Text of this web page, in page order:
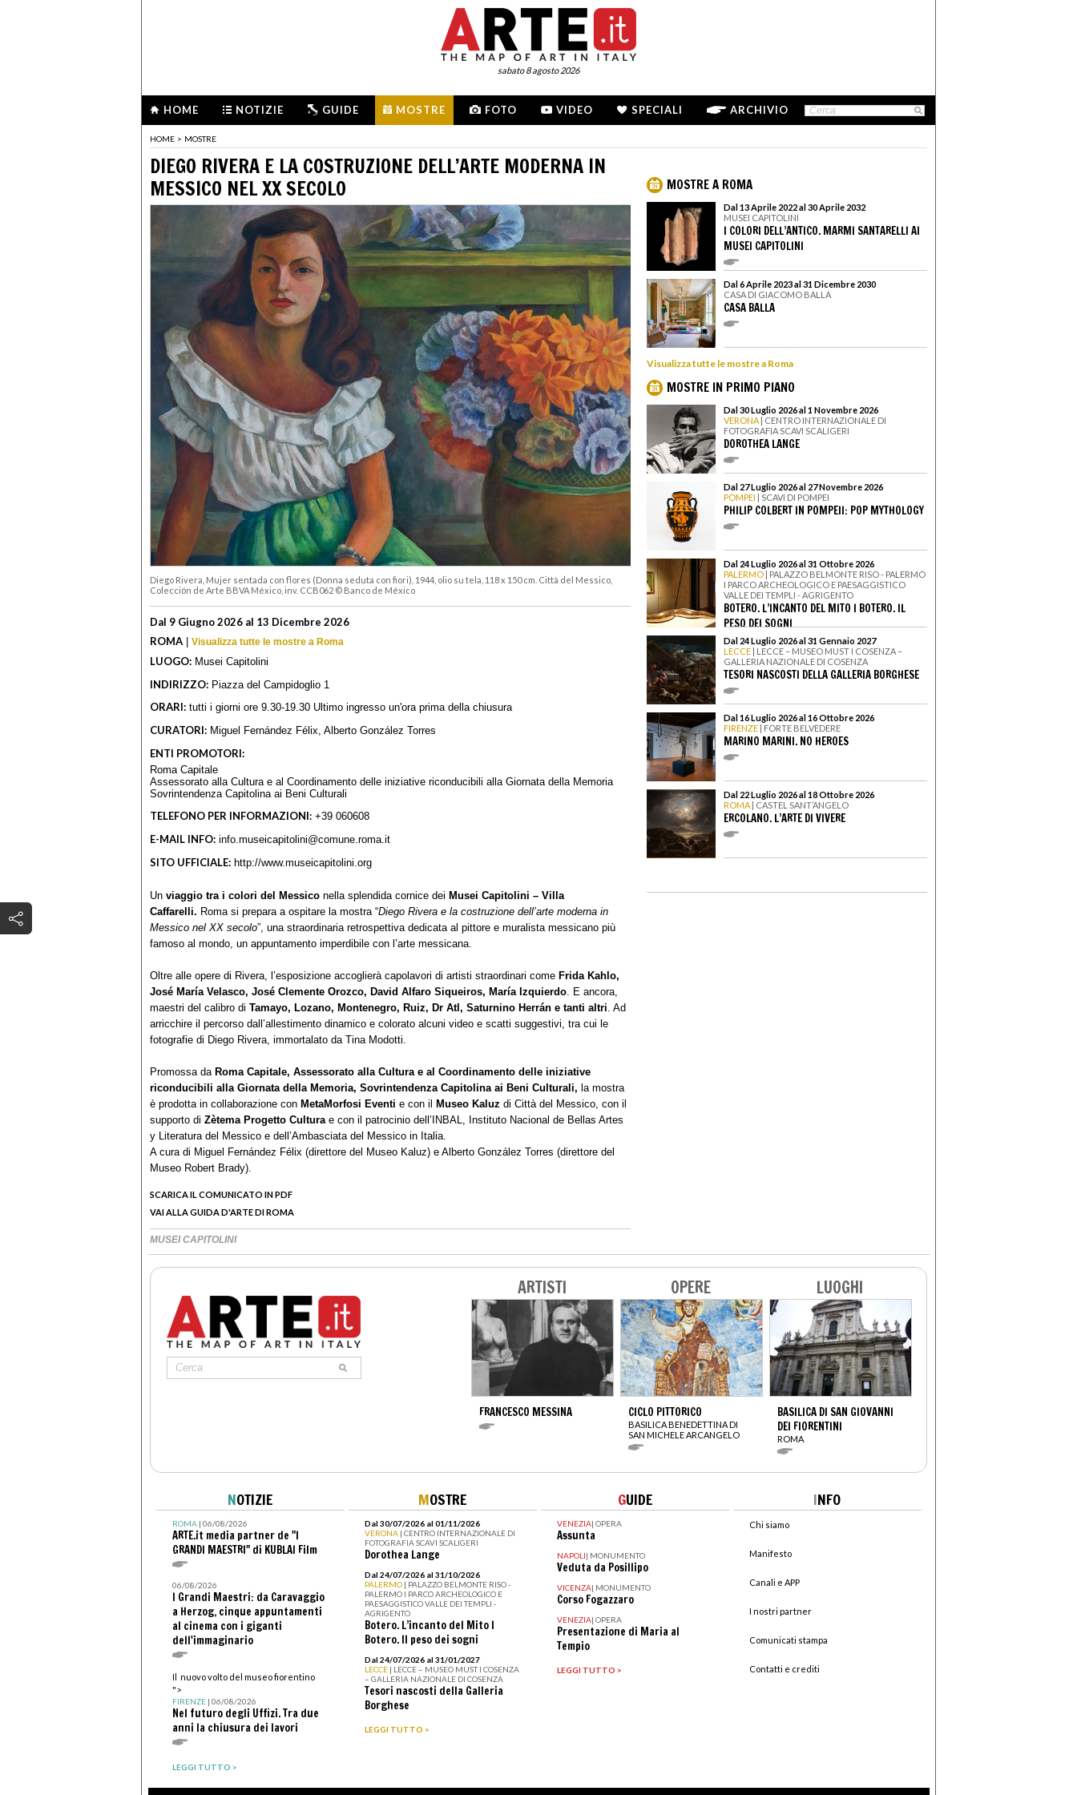
sabato 8 agosto 2026
HOME NOTIZIE GUIDE MOSTRE FOTO VIDEO SPECIALI ARCHIVIO
HOME > MOSTRE
DIEGO RIVERA E LA COSTRUZIONE DELL’ARTE MODERNA IN
MESSICO NEL XX SECOLO
Diego Rivera, Mujer sentada con flores (Donna seduta con fiori), 1944, olio su tela, 118 x 150 cm. Città del Messico,
Colección de Arte BBVA México, inv. CCB062 © Banco de México
Dal 9 Giugno 2026 al 13 Dicembre 2026
ROMA | Visualizza tutte le mostre a Roma
LUOGO: Musei Capitolini
INDIRIZZO: Piazza del Campidoglio 1
ORARI: tutti i giorni ore 9.30-19.30 Ultimo ingresso un'ora prima della chiusura
CURATORI: Miguel Fernández Félix, Alberto González Torres
ENTI PROMOTORI:
Roma Capitale
Assessorato alla Cultura e al Coordinamento delle iniziative riconducibili alla Giornata della Memoria
Sovrintendenza Capitolina ai Beni Culturali
TELEFONO PER INFORMAZIONI: +39 060608
E-MAIL INFO: info.museicapitolini@comune.roma.it
SITO UFFICIALE: http://www.museicapitolini.org
Un viaggio tra i colori del Messico nella splendida cornice dei Musei Capitolini – Villa
Caffarelli. Roma si prepara a ospitare la mostra “Diego Rivera e la costruzione dell’arte moderna in
Messico nel XX secolo”, una straordinaria retrospettiva dedicata al pittore e muralista messicano più
famoso al mondo, un appuntamento imperdibile con l’arte messicana.
Oltre alle opere di Rivera, l’esposizione accoglierà capolavori di artisti straordinari come Frida Kahlo,
José María Velasco, José Clemente Orozco, David Alfaro Siqueiros, María Izquierdo . E ancora,
maestri del calibro di Tamayo, Lozano, Montenegro, Ruiz, Dr Atl, Saturnino Herrán e tanti altri . Ad
arricchire il percorso dall’allestimento dinamico e colorato alcuni video e scatti suggestivi, tra cui le
fotografie di Diego Rivera, immortalato da Tina Modotti.
Promossa da Roma Capitale, Assessorato alla Cultura e al Coordinamento delle iniziative
riconducibili alla Giornata della Memoria, Sovrintendenza Capitolina ai Beni Culturali, la mostra
è prodotta in collaborazione con MetaMorfosi Eventi e con il Museo Kaluz di Città del Messico, con il
supporto di Zètema Progetto Cultura e con il patrocinio dell’INBAL, Instituto Nacional de Bellas Artes
y Literatura del Messico e dell’Ambasciata del Messico in Italia.
A cura di Miguel Fernández Félix (direttore del Museo Kaluz) e Alberto González Torres (direttore del
Museo Robert Brady).
SCARICA IL COMUNICATO IN PDF
VAI ALLA GUIDA D'ARTE DI ROMA
MUSEI CAPITOLINI
MOSTRE A ROMA
Dal 13 Aprile 2022 al 30 Aprile 2032
MUSEI CAPITOLINI
I COLORI DELL’ANTICO. MARMI SANTARELLI AI
MUSEI CAPITOLINI
Dal 6 Aprile 2023 al 31 Dicembre 2030
CASA DI GIACOMO BALLA
CASA BALLA
Visualizza tutte le mostre a Roma
MOSTRE IN PRIMO PIANO
Dal 30 Luglio 2026 al 1 Novembre 2026
VERONA | CENTRO INTERNAZIONALE DI
FOTOGRAFIA SCAVI SCALIGERI
DOROTHEA LANGE
Dal 27 Luglio 2026 al 27 Novembre 2026
POMPEI | SCAVI DI POMPEI
PHILIP COLBERT IN POMPEII: POP MYTHOLOGY
Dal 24 Luglio 2026 al 31 Ottobre 2026
PALERMO | PALAZZO BELMONTE RISO - PALERMO
I PARCO ARCHEOLOGICO E PAESAGGISTICO
VALLE DEI TEMPLI - AGRIGENTO
BOTERO. L’INCANTO DEL MITO I BOTERO. IL
PESO DEI SOGNI
Dal 24 Luglio 2026 al 31 Gennaio 2027
LECCE | LECCE – MUSEO MUST I COSENZA –
GALLERIA NAZIONALE DI COSENZA
TESORI NASCOSTI DELLA GALLERIA BORGHESE
Dal 16 Luglio 2026 al 16 Ottobre 2026
FIRENZE | FORTE BELVEDERE
MARINO MARINI. NO HEROES
Dal 22 Luglio 2026 al 18 Ottobre 2026
ROMA | CASTEL SANT’ANGELO
ERCOLANO. L’ARTE DI VIVERE
ARTISTI
FRANCESCO MESSINA
OPERE
CICLO PITTORICO
BASILICA BENEDETTINA DI
SAN MICHELE ARCANGELO
LUOGHI
BASILICA DI SAN GIOVANNI
DEI FIORENTINI
ROMA
NOTIZIE
ROMA| 06/08/2026
ARTE.it media partner de "I
GRANDI MAESTRI" di KUBLAI Film
06/08/2026
I Grandi Maestri: da Caravaggio
a Herzog, cinque appuntamenti
al cinema con i giganti
dell'immaginario
Il nuovo volto del museo fiorentino
">
FIRENZE| 06/08/2026
Nel futuro degli Uffizi. Tra due
anni la chiusura dei lavori
LEGGI TUTTO >
MOSTRE
Dal 30/07/2026 al 01/11/2026
VERONA | CENTRO INTERNAZIONALE DI
FOTOGRAFIA SCAVI SCALIGERI
Dorothea Lange
Dal 24/07/2026 al 31/10/2026
PALERMO | PALAZZO BELMONTE RISO -
PALERMO I PARCO ARCHEOLOGICO E
PAESAGGISTICO VALLE DEI TEMPLI -
AGRIGENTO
Botero. L’incanto del Mito I
Botero. Il peso dei sogni
Dal 24/07/2026 al 31/01/2027
LECCE | LECCE – MUSEO MUST I COSENZA
– GALLERIA NAZIONALE DI COSENZA
Tesori nascosti della Galleria
Borghese
LEGGI TUTTO >
GUIDE
VENEZIA| OPERA
Assunta
NAPOLI| MONUMENTO
Veduta da Posillipo
VICENZA| MONUMENTO
Corso Fogazzaro
VENEZIA| OPERA
Presentazione di Maria al
Tempio
LEGGI TUTTO >
INFO
Chi siamo
Manifesto
Canali e APP
I nostri partner
Comunicati stampa
Contatti e crediti